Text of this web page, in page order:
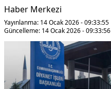
Haber Merkezi
Yayınlanma: 14 Ocak 2026 - 09:33:55
Güncelleme: 14 Ocak 2026 - 09:33:56